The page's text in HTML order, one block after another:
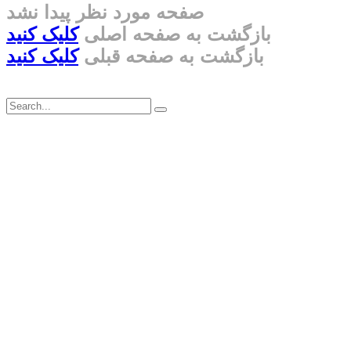
صفحه مورد نظر پیدا نشد
بازگشت به صفحه اصلیکلیک کنید
بازگشت به صفحه قبلیکلیک کنید